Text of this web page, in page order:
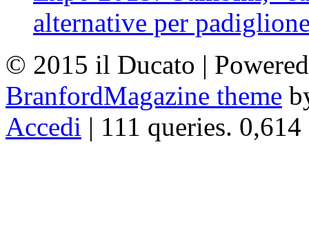
alternative per
© 2015 il Ducato |
BranfordMagazine theme
Accedi | 111 queries. 0,614